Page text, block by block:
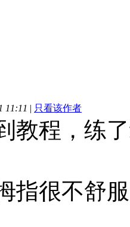
11:11 | 只看该作者
教程，练
指很不舒